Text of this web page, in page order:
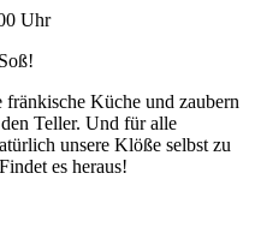
Uhr
Küche und zaubern
Teller. Und für alle
unsere Klöße selbst zu
es heraus!